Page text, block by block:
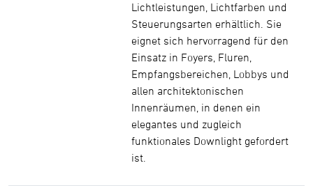
Lichtleistungen, Lichtfarben und
Steuerungsarten erhältlich. Sie
eignet sich hervorragend für den
Einsatz in Foyers, Fluren,
Empfangsbereichen, Lobbys und
allen architektonischen
Innenräumen, in denen ein
elegantes und zugleich
funktionales Downlight gefordert
ist.